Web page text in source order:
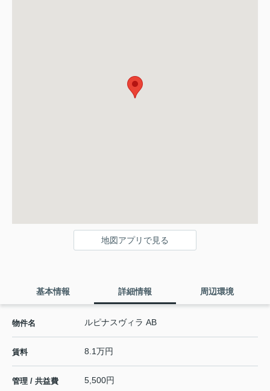
地図アプリで見る
基本情報 詳細情報 周辺環境
物件名 ルピナスヴィラ AB
賃料 8.1万円
管理 / 共益費 5,500円